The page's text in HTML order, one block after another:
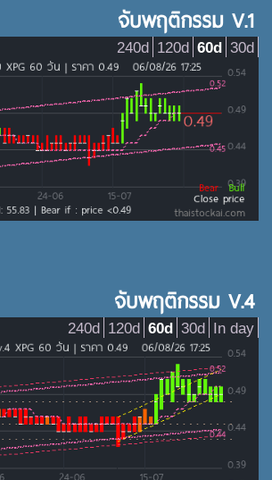
จับพฤติกรรม V.1
30d
60d
120d
240d
จับพฤติกรรม V.4
In day
30d
60d
120d
240d